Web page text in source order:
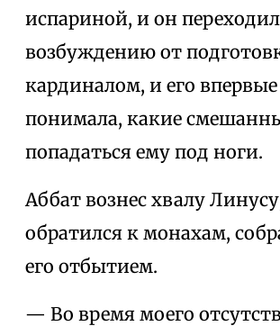
испариной, и он
возбуждению от
кардиналом, и его
понимала, какие
попадаться ему под ноги.
Аббат вознес хвалу
обратился к монахам,
его отбытием.
— Во время моего